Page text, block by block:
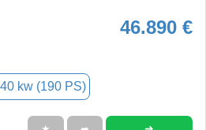
46.890 €
kw (190 PS)